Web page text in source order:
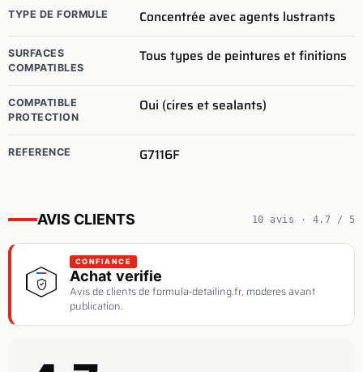
TYPE DE FORMULE Concentrée avec agents lustrants
SURFACES
COMPATIBLES
Tous types de peintures et finitions
COMPATIBLE
PROTECTION
Oui (cires et sealants)
REFERENCE G7116F
AVIS CLIENTS 10 avis · 4.7 / 5
CONFIANCE
Achat verifie
Avis de clients de formula-detailing.fr, moderes avant
publication.